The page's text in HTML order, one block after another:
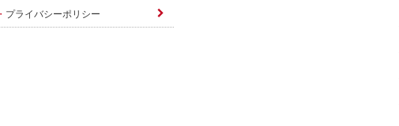
プライバシーポリシー